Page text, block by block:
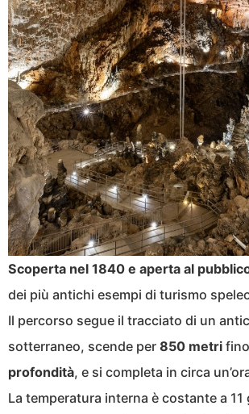
Scoperta nel 1840 e aperta al
dei più antichi esempi di turismo
Il percorso segue il tracciato di un
sotterraneo, scende per 850 metri
profondità, e si completa in circa
La temperatura interna è costante a